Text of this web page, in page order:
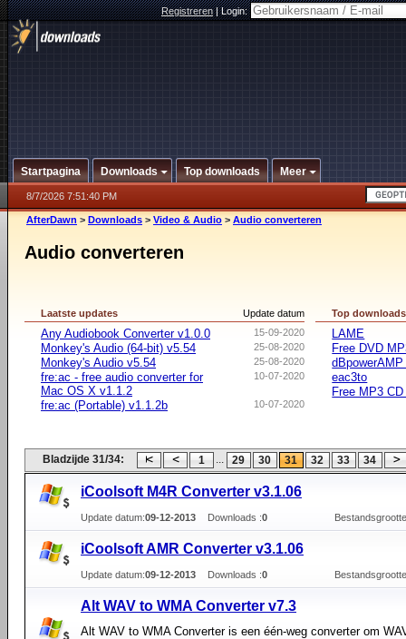
Registreren|Login:
Startpagina Downloads Top downloads Meer
8/7/2026 7:51:40 PM
AfterDawn > Downloads > Video & Audio > Audio converteren
Audio converteren
Update datum
Laatste updates
15-09-2020
Any Audiobook Converter v1.0.0
25-08-2020
Monkey's Audio (64-bit) v5.54
25-08-2020
Monkey's Audio v5.54
10-07-2020
fre:ac - free audio converter for
Mac OS X v1.1.2
10-07-2020
fre:ac (Portable) v1.1.2b
Top downloads
LAME
Free DVD
eac3to
Free MP3
Bladzijde 31/34: 1 ... 29 30 31 32 33 34
iCoolsoft M4R Converter v3.1.06
Update datum:09-12-2013 Downloads :0
iCoolsoft AMR Converter v3.1.06
Update datum:09-12-2013 Downloads :0
Alt WAV to WMA Converter v7.3
Alt WAV to WMA Converter is een één-weg converter om